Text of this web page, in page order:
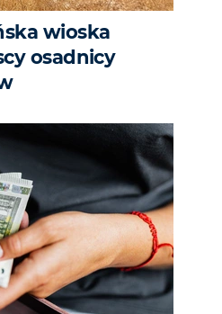
wioska
osadnicy